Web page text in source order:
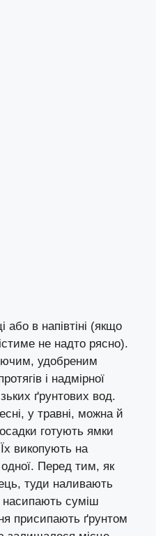
або в напівтіні (якщо
не надто рясно).
удобреним
і надмірної
ґрунтових вод.
у травні, можна й
готують ямки
викопують на
одної. Перед тим, як
туди наливають
насипають суміш
присипають ґрунтом